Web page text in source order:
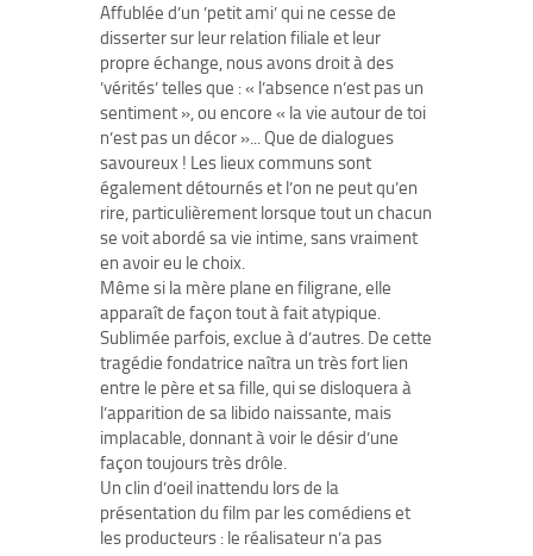
Affublée d’un ’petit ami’ qui ne cesse de
disserter sur leur relation filiale et leur
propre échange, nous avons droit à des
’vérités’ telles que : « l’absence n’est pas un
sentiment », ou encore « la vie autour de toi
n’est pas un décor »... Que de dialogues
savoureux ! Les lieux communs sont
également détournés et l’on ne peut qu’en
rire, particulièrement lorsque tout un chacun
se voit abordé sa vie intime, sans vraiment
en avoir eu le choix.
Même si la mère plane en filigrane, elle
apparaît de façon tout à fait atypique.
Sublimée parfois, exclue à d’autres. De cette
tragédie fondatrice naîtra un très fort lien
entre le père et sa fille, qui se disloquera à
l’apparition de sa libido naissante, mais
implacable, donnant à voir le désir d’une
façon toujours très drôle.
Un clin d’oeil inattendu lors de la
présentation du film par les comédiens et
les producteurs : le réalisateur n’a pas